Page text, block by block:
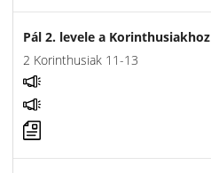
Pál 2. levele a Korinthusiakhoz
2 Korinthusiak 11-13